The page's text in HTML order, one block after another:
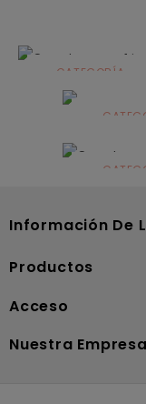
CATEGORÍA
Alimentación
infantil
Información De
Productos
Acceso
Nuestra Empresa